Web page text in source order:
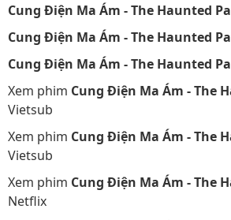
Cung Điện Ma Ám - The Haunted
Cung Điện Ma Ám - The Haunted
Cung Điện Ma Ám - The Haunted
Xem phim Cung Điện Ma Ám - The
Vietsub
Xem phim Cung Điện Ma Ám - The
Vietsub
Xem phim Cung Điện Ma Ám - The
Netflix